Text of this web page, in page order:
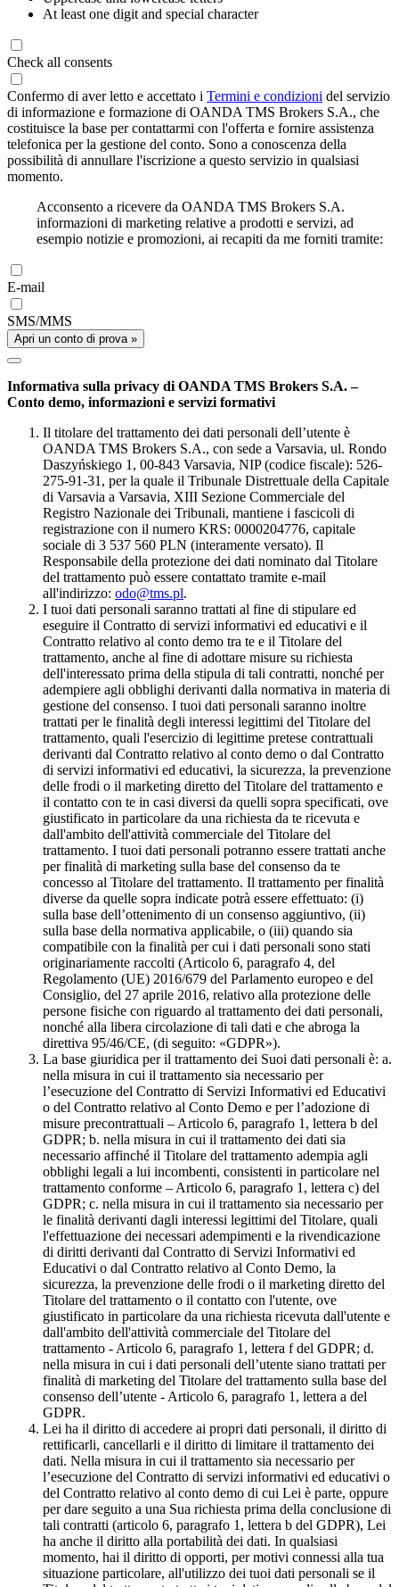
At least one digit and special character
Check all consents
Confermo di aver letto e accettato i Termini e condizioni del servizio
di informazione e formazione di OANDA TMS Brokers S.A., che
costituisce la base per contattarmi con l'offerta e fornire assistenza
telefonica per la gestione del conto. Sono a conoscenza della
possibilità di annullare l'iscrizione a questo servizio in qualsiasi
momento.
Acconsento a ricevere da OANDA TMS Brokers S.A.
informazioni di marketing relative a prodotti e servizi, ad
esempio notizie e promozioni, ai recapiti da me forniti tramite:
E-mail
SMS/MMS
Apri un conto di prova »
Informativa sulla privacy di OANDA TMS Brokers S.A. –
Conto demo, informazioni e servizi formativi
Il titolare del trattamento dei dati personali dell’utente è
OANDA TMS Brokers S.A., con sede a Varsavia, ul. Rondo
Daszyńskiego 1, 00-843 Varsavia, NIP (codice fiscale): 526-
275-91-31, per la quale il Tribunale Distrettuale della Capitale
di Varsavia a Varsavia, XIII Sezione Commerciale del
Registro Nazionale dei Tribunali, mantiene i fascicoli di
registrazione con il numero KRS: 0000204776, capitale
sociale di 3 537 560 PLN (interamente versato). Il
Responsabile della protezione dei dati nominato dal Titolare
del trattamento può essere contattato tramite e-mail
all'indirizzo: odo@tms.pl.
I tuoi dati personali saranno trattati al fine di stipulare ed
eseguire il Contratto di servizi informativi ed educativi e il
Contratto relativo al conto demo tra te e il Titolare del
trattamento, anche al fine di adottare misure su richiesta
dell'interessato prima della stipula di tali contratti, nonché per
adempiere agli obblighi derivanti dalla normativa in materia di
gestione del consenso. I tuoi dati personali saranno inoltre
trattati per le finalità degli interessi legittimi del Titolare del
trattamento, quali l'esercizio di legittime pretese contrattuali
derivanti dal Contratto relativo al conto demo o dal Contratto
di servizi informativi ed educativi, la sicurezza, la prevenzione
delle frodi o il marketing diretto del Titolare del trattamento e
il contatto con te in casi diversi da quelli sopra specificati, ove
giustificato in particolare da una richiesta da te ricevuta e
dall'ambito dell'attività commerciale del Titolare del
trattamento. I tuoi dati personali potranno essere trattati anche
per finalità di marketing sulla base del consenso da te
concesso al Titolare del trattamento. Il trattamento per finalità
diverse da quelle sopra indicate potrà essere effettuato: (i)
sulla base dell’ottenimento di un consenso aggiuntivo, (ii)
sulla base della normativa applicabile, o (iii) quando sia
compatibile con la finalità per cui i dati personali sono stati
originariamente raccolti (Articolo 6, paragrafo 4, del
Regolamento (UE) 2016/679 del Parlamento europeo e del
Consiglio, del 27 aprile 2016, relativo alla protezione delle
persone fisiche con riguardo al trattamento dei dati personali,
nonché alla libera circolazione di tali dati e che abroga la
direttiva 95/46/CE, (di seguito: «GDPR»).
La base giuridica per il trattamento dei Suoi dati personali è: a.
nella misura in cui il trattamento sia necessario per
l’esecuzione del Contratto di Servizi Informativi ed Educativi
o del Contratto relativo al Conto Demo e per l’adozione di
misure precontrattuali – Articolo 6, paragrafo 1, lettera b del
GDPR; b. nella misura in cui il trattamento dei dati sia
necessario affinché il Titolare del trattamento adempia agli
obblighi legali a lui incombenti, consistenti in particolare nel
trattamento conforme – Articolo 6, paragrafo 1, lettera c) del
GDPR; c. nella misura in cui il trattamento sia necessario per
le finalità derivanti dagli interessi legittimi del Titolare, quali
l'effettuazione dei necessari adempimenti e la rivendicazione
di diritti derivanti dal Contratto di Servizi Informativi ed
Educativi o dal Contratto relativo al Conto Demo, la
sicurezza, la prevenzione delle frodi o il marketing diretto del
Titolare del trattamento o il contatto con l'utente, ove
giustificato in particolare da una richiesta ricevuta dall'utente e
dall'ambito dell'attività commerciale del Titolare del
trattamento - Articolo 6, paragrafo 1, lettera f del GDPR; d.
nella misura in cui i dati personali dell’utente siano trattati per
finalità di marketing del Titolare del trattamento sulla base del
consenso dell’utente - Articolo 6, paragrafo 1, lettera a del
GDPR.
Lei ha il diritto di accedere ai propri dati personali, il diritto di
rettificarli, cancellarli e il diritto di limitare il trattamento dei
dati. Nella misura in cui il trattamento sia necessario per
l’esecuzione del Contratto di servizi informativi ed educativi o
del Contratto relativo al conto demo di cui Lei è parte, oppure
per dare seguito a una Sua richiesta prima della conclusione di
tali contratti (articolo 6, paragrafo 1, lettera b del GDPR), Lei
ha anche il diritto alla portabilità dei dati. In qualsiasi
momento, hai il diritto di opporti, per motivi connessi alla tua
situazione particolare, all'utilizzo dei tuoi dati personali se il